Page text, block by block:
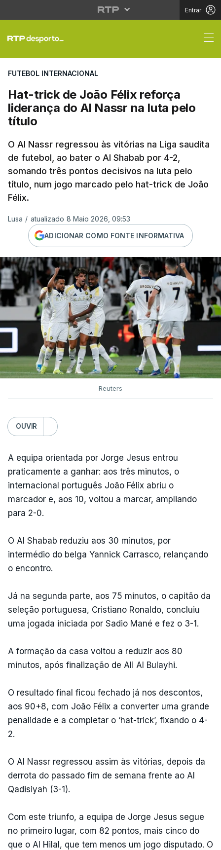
Entrar
Hat-trick de João
FUTEBOL INTERNACIONAL
Hat-trick de João Félix reforça
liderança do Al Nassr na luta pelo
título
O Al Nassr regressou às vitórias na Liga saudita
de futebol, ao bater o Al Shabab por 4-2,
somando três pontos decisivos na luta pelo
título, num jogo marcado pelo hat-trick de João
Félix.
Lusa / atualizado 8 Maio 2026, 09:53
ADICIONAR COMO FONTE INFORMATIVA
Reuters
OUVIR
A equipa orientada por Jorge Jesus entrou
praticamente a ganhar: aos três minutos, o
internacional português João Félix abriu o
marcador e, aos 10, voltou a marcar, ampliando
para 2-0.
O Al Shabab reduziu aos 30 minutos, por
intermédio do belga Yannick Carrasco, relançando
o encontro.
Já na segunda parte, aos 75 minutos, o capitão da
seleção portuguesa, Cristiano Ronaldo, concluiu
uma jogada iniciada por Sadio Mané e fez o 3-1.
A formação da casa voltou a reduzir aos 80
minutos, após finalização de Ali Al Bulayhi.
O resultado final ficou fechado já nos descontos,
aos 90+8, com João Félix a converter uma grande
penalidade e a completar o ‘hat-trick’, fixando o 4-
2.
O Al Nassr regressou assim às vitórias, depois da
derrota do passado fim de semana frente ao Al
Qadisiyah (3-1).
Com este triunfo, a equipa de Jorge Jesus segue
no primeiro lugar, com 82 pontos, mais cinco do
que o Al Hilal, que tem menos um jogo disputado. O